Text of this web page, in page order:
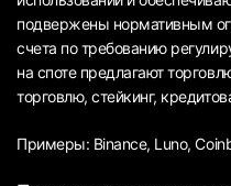
подвержены нормативным
счета по требованию
на споте предлагают
торговлю, стейкинг,
Примеры: Binance, Luno,